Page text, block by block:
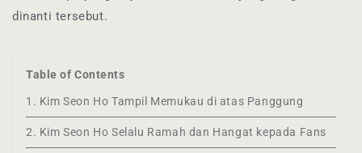
dinanti tersebut.
Table of Contents
1. Kim Seon Ho Tampil Memukau di atas Panggung
2. Kim Seon Ho Selalu Ramah dan Hangat kepada Fans